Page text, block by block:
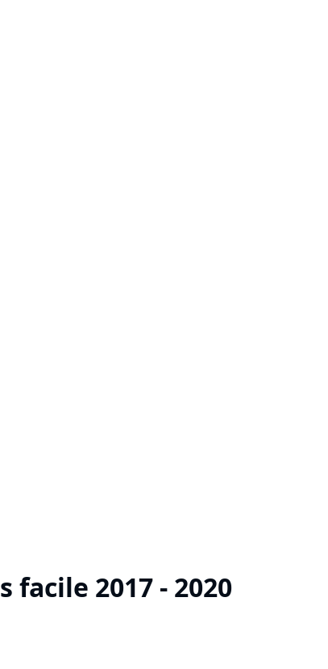
facile 2017 - 2020